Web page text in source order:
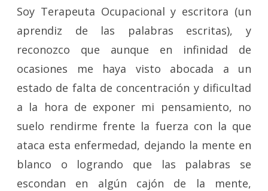
Soy Terapeuta Ocupacional y escritora (un
aprendiz de las palabras escritas), y
reconozco que aunque en infinidad de
ocasiones me haya visto abocada a un
estado de falta de concentración y dificultad
a la hora de exponer mi pensamiento, no
suelo rendirme frente la fuerza con la que
ataca esta enfermedad, dejando la mente en
blanco o logrando que las palabras se
escondan en algún cajón de la mente,